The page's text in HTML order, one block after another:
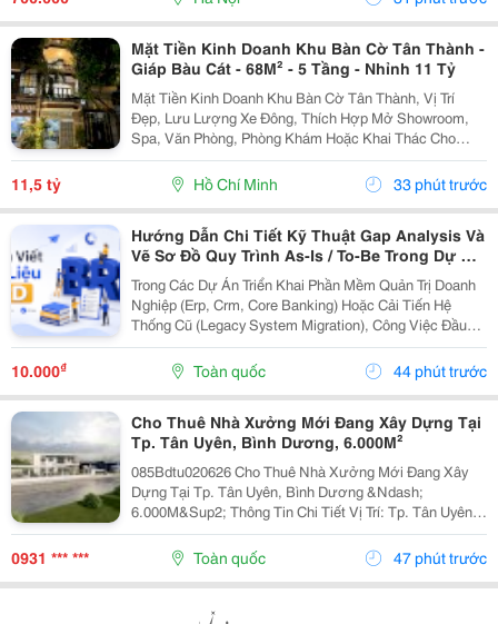
Mặt Tiền Kinh Doanh Khu Bàn Cờ Tân Thành -
Giáp Bàu Cát - 68M² - 5 Tầng - Nhỉnh 11 Tỷ
Mặt Tiền Kinh Doanh Khu Bàn Cờ Tân Thành, Vị Trí
Đẹp, Lưu Lượng Xe Đông, Thích Hợp Mở Showroom,
Spa, Văn Phòng, Phòng Khám Hoặc Khai Thác Cho
Thuê. Ưu Điểm Nổi Bật: Diện Tích: 68M&Sup2; Kết
Cấu: 4 Tầng + Sân Thượng 6 Phòng Ngủ Khép Kín...
11,5 tỷ Hồ Chí Minh 33 phút trước
Hướng Dẫn Chi Tiết Kỹ Thuật Gap Analysis Và
Vẽ Sơ Đồ Quy Trình As-Is / To-Be Trong Dự Án
Chuyển Đổi Số
Trong Các Dự Án Triển Khai Phần Mềm Quản Trị Doanh
Nghiệp (Erp, Crm, Core Banking) Hoặc Cải Tiến Hệ
Thống Cũ (Legacy System Migration), Công Việc Đầu
Tiên Và Quan Trọng Nhất Của It Ba Không Phải Là Nhảy
Vào Thiết Kế Ngay Tính Năng Mới. Thay Vào Đó,...
10.000₫ Toàn quốc 44 phút trước
Cho Thuê Nhà Xưởng Mới Đang Xây Dựng Tại
Tp. Tân Uyên, Bình Dương, 6.000M²
085Bdtu020626 Cho Thuê Nhà Xưởng Mới Đang Xây
Dựng Tại Tp. Tân Uyên, Bình Dương &Ndash;
6.000M&Sup2; Thông Tin Chi Tiết Vị Trí: Tp. Tân Uyên,
Bình Dương. Tổng Diện Tích Khuôn Viên Đất:
9.800M&Sup2; Diện Tích Sử Dụng Tổng Diện Tích Nhà
Xưởng:...
0931 *** *** Toàn quốc 47 phút trước